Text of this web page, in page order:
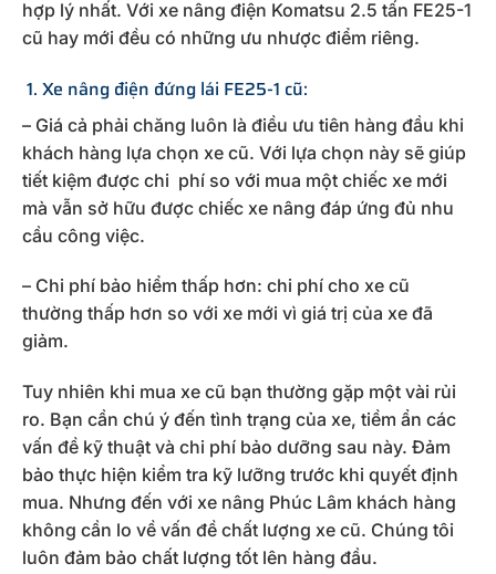
hợp lý nhất. Với xe nâng điện Komatsu 2.5 tấn FE25-1
cũ hay mới đều có những ưu nhược điểm riêng.
1. Xe nâng điện đứng lái FE25-1 cũ:
– Giá cả phải chăng luôn là điều ưu tiên hàng đầu khi
khách hàng lựa chọn xe cũ. Với lựa chọn này sẽ giúp
tiết kiệm được chi phí so với mua một chiếc xe mới
mà vẫn sở hữu được chiếc xe nâng đáp ứng đủ nhu
cầu công việc.
– Chi phí bảo hiểm thấp hơn: chi phí cho xe cũ
thường thấp hơn so với xe mới vì giá trị của xe đã
giảm.
Tuy nhiên khi mua xe cũ bạn thường gặp một vài rủi
ro. Bạn cần chú ý đến tình trạng của xe, tiềm ẩn các
vấn đề kỹ thuật và chi phí bảo dưỡng sau này. Đảm
bảo thực hiện kiểm tra kỹ lưỡng trước khi quyết định
mua. Nhưng đến với xe nâng Phúc Lâm khách hàng
không cần lo về vấn đề chất lượng xe cũ. Chúng tôi
luôn đảm bảo chất lượng tốt lên hàng đầu.